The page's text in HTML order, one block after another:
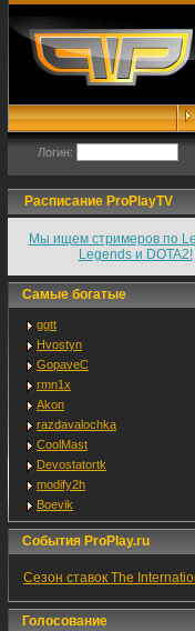
Логин:
Расписание ProPlayTV
Мы ищем стримеров по
Legends и DOTA2!
Самые богатые
ggtt
Hvostyn
GopaveC
rmn1x
Akon
razdavalochka
CoolMast
Devostatortk
modify2h
Boevik
События ProPlay.ru
Сезон ставок The
Голосование